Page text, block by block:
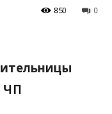
0
850
ЧП